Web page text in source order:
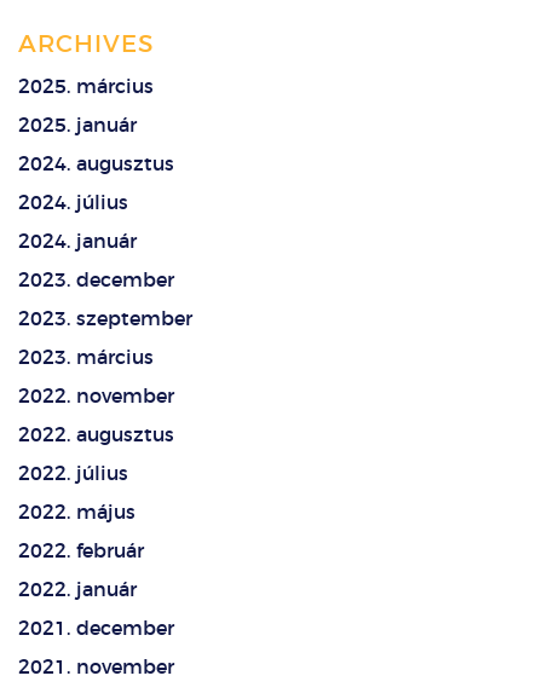
ARCHIVES
2025. március
2025. január
2024. augusztus
2024. július
2024. január
2023. december
2023. szeptember
2023. március
2022. november
2022. augusztus
2022. július
2022. május
2022. február
2022. január
2021. december
2021. november